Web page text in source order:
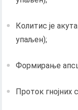
Колитис је
упаљен);
Формирање
Проток гнојних